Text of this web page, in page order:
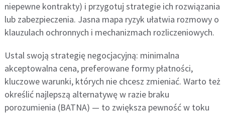
niepewne kontrakty) i przygotuj strategie ich rozwiązania
lub zabezpieczenia. Jasna mapa ryzyk ułatwia rozmowy o
klauzulach ochronnych i mechanizmach rozliczeniowych.
Ustal swoją strategię negocjacyjną: minimalna
akceptowalna cena, preferowane formy płatności,
kluczowe warunki, których nie chcesz zmieniać. Warto też
określić najlepszą alternatywę w razie braku
porozumienia (BATNA) — to zwiększa pewność w toku